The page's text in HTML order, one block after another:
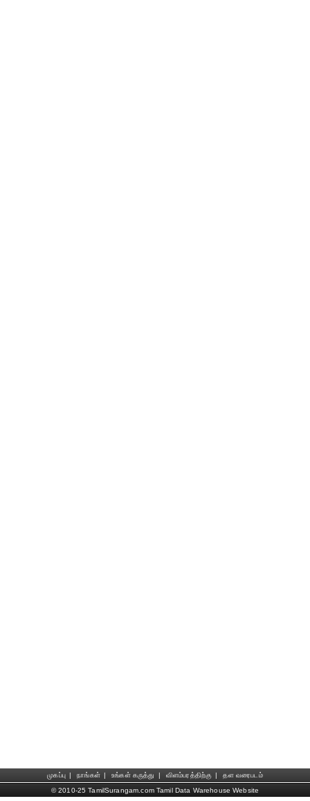
முகப்பு | நாங்கள் | உங்கள் கருத்து | விளம்பரத்திற்கு |
தள வரைபடம்
© 2010-25 TamilSurangam.com Tamil Data Warehouse Website